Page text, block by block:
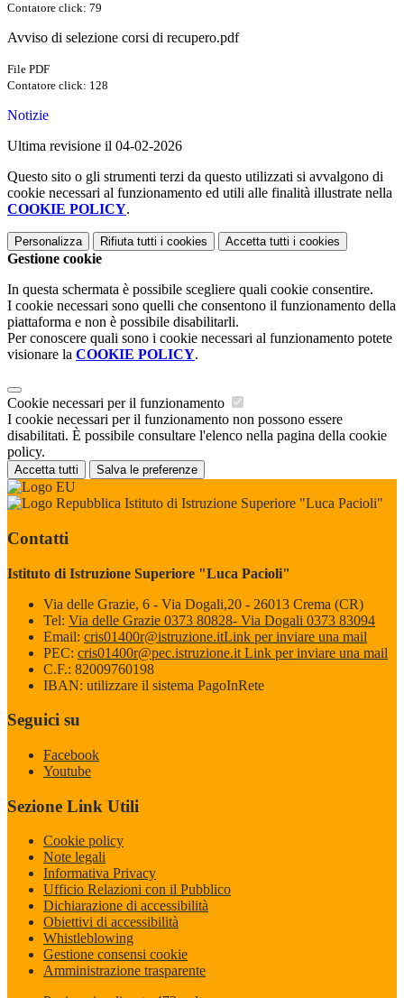
Contatore click: 79
Avviso di selezione corsi di recupero.pdf
File PDF
Contatore click: 128
Notizie
Ultima revisione il 04-02-2026
Questo sito o gli strumenti terzi da questo utilizzati si avvalgono di
cookie necessari al funzionamento ed utili alle finalità illustrate nella
COOKIE POLICY.
Personalizza Rifiuta tutti i cookies Accetta tutti i cookies
Gestione cookie
In questa schermata è possibile scegliere quali cookie consentire.
I cookie necessari sono quelli che consentono il funzionamento della
piattaforma e non è possibile disabilitarli.
Per conoscere quali sono i cookie necessari al funzionamento potete
visionare la COOKIE POLICY.
Cookie necessari per il funzionamento
I cookie necessari per il funzionamento non possono essere
disabilitati. È possibile consultare l'elenco nella pagina della cookie
policy.
Accetta tutti Salva le preferenze
Istituto di Istruzione Superiore "Luca Pacioli"
Contatti
Istituto di Istruzione Superiore "Luca Pacioli"
Via delle Grazie, 6 - Via Dogali,20 - 26013 Crema (CR)
Tel: Via delle Grazie 0373 80828- Via Dogali 0373 83094
Email: cris01400r@istruzione.itLink per inviare una mail
PEC: cris01400r@pec.istruzione.it Link per inviare una mail
C.F.: 82009760198
IBAN: utilizzare il sistema PagoInRete
Seguici su
Facebook
Youtube
Sezione Link Utili
Cookie policy
Note legali
Informativa Privacy
Ufficio Relazioni con il Pubblico
Dichiarazione di accessibilità
Obiettivi di accessibilità
Whistleblowing
Gestione consensi cookie
Amministrazione trasparente